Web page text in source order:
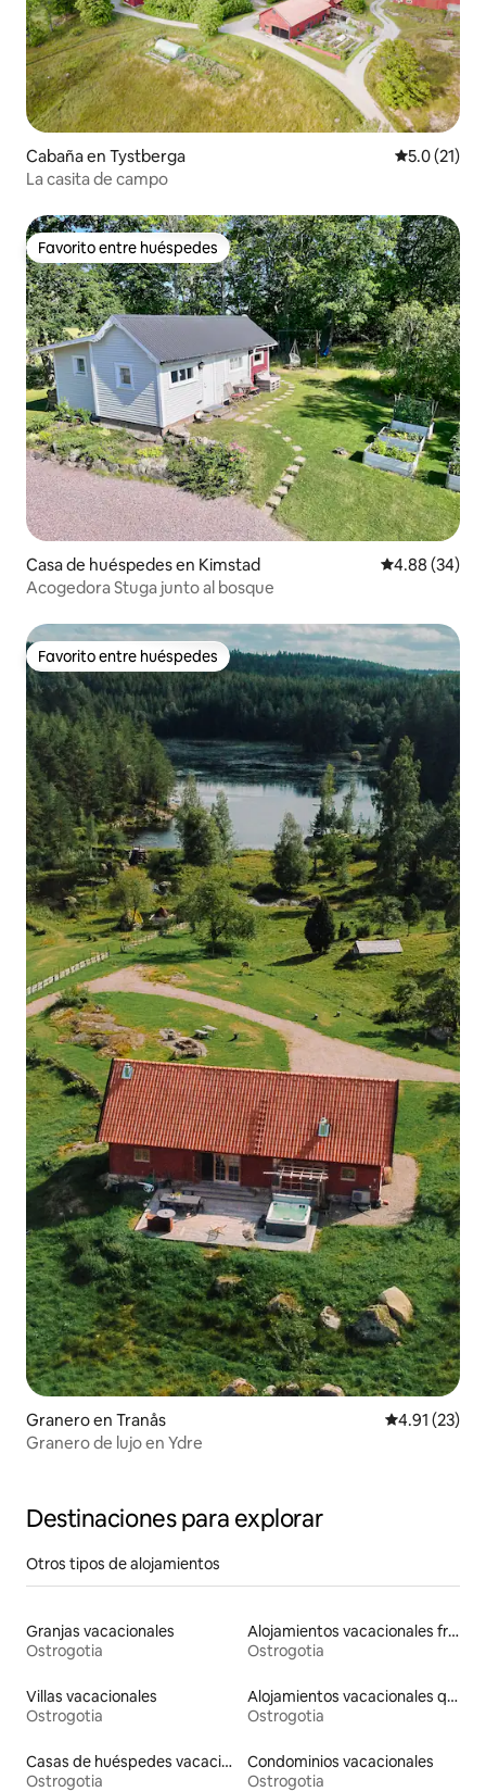
Cabaña en Tystberga Calificación
5.0 (21)
La casita de campo
Favorito entre huéspedes
Favorito entre huéspedes
Casa de huéspedes en Kimstad Calificación
4.88 (34)
Acogedora Stuga junto al bosque
Favorito entre huéspedes
Favorito entre huéspedes
Granero en Tranås Calificación
4.91 (23)
Granero de lujo en Ydre
Destinaciones para explorar
Otros tipos de alojamientos
Granjas vacacionales
Ostrogotia
Alojamientos vacacionales frente a la playa
Ostrogotia
Villas vacacionales
Ostrogotia
Alojamientos vacacionales que admiten mascotas
Ostrogotia
Casas de huéspedes vacacionales
Ostrogotia
Condominios vacacionales
Ostrogotia